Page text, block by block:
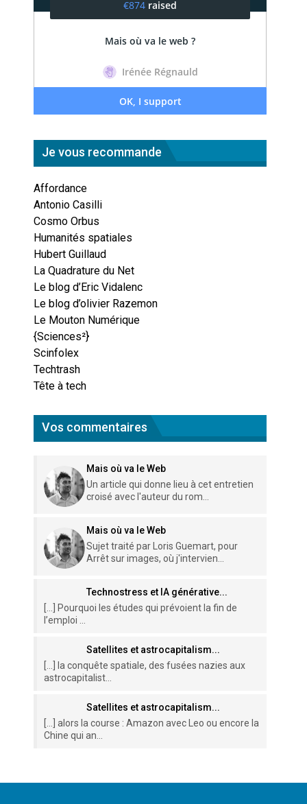
Je vous recommande
Affordance
Antonio Casilli
Cosmo Orbus
Humanités spatiales
Hubert Guillaud
La Quadrature du Net
Le blog d’Eric Vidalenc
Le blog d’olivier Razemon
Le Mouton Numérique
{Sciences²}
Scinfolex
Techtrash
Tête à tech
Vos commentaires
Mais où va le Web
Un article qui donne lieu à cet entretien
croisé avec l'auteur du rom...
Mais où va le Web
Sujet traité par Loris Guemart, pour
Arrêt sur images, où j'intervien...
Technostress et IA générative...
[…] Pourquoi les études qui prévoient la fin de
l’emploi ...
Satellites et astrocapitalism...
[…] la conquête spatiale, des fusées nazies aux
astrocapitalist...
Satellites et astrocapitalism...
[…] alors la course : Amazon avec Leo ou encore la
Chine qui an...